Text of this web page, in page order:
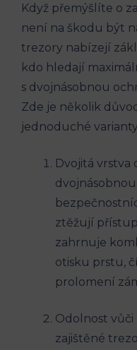
Když přemýšlíte o
není na škodu být
trezory nabízejí
kdo hledají
s dvojnásobnou
Zde je několik
jednoduché
Dvojitá vrstva
ztěžují
zahrnuje
otisku prstu,
prolomení
Odolnost vůči
zajištěné